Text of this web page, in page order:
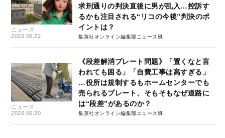
ニュース
2026.06.22
求刑通りの判決直後に男が乱入…控訴す
るかも注目される“リコの今後”判決のポ
イントは？
集英社オンライン編集部ニュース班
ニュース
2026.06.20
《段差解消プレート問題》「置くなと言
われても困る」「自費工事は高すぎる」
…役所は規制するもホームセンターでも
売られるプレート、そもそもなぜ道路に
は“段差”があるのか？
集英社オンライン編集部ニュース班